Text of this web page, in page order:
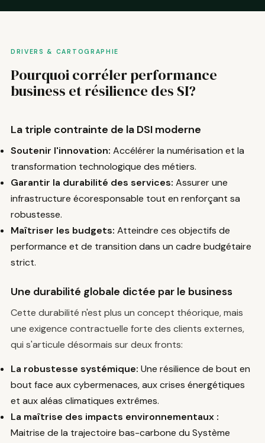
DRIVERS & CARTOGRAPHIE
Pourquoi corréler performance
business et résilience des SI?
La triple contrainte de la DSI moderne
Soutenir l'innovation: Accélérer la numérisation et la
transformation technologique des métiers.
Garantir la durabilité des services: Assurer une
infrastructure écoresponsable tout en renforçant sa
robustesse.
Maîtriser les budgets: Atteindre ces objectifs de
performance et de transition dans un cadre budgétaire
strict.
Une durabilité globale dictée par le business
Cette durabilité n'est plus un concept théorique, mais
une exigence contractuelle forte des clients externes,
qui s'articule désormais sur deux fronts:
La robustesse systémique: Une résilience de bout en
bout face aux cybermenaces, aux crises énergétiques
et aux aléas climatiques extrêmes.
La maîtrise des impacts environnementaux :
Maitrise de la trajectoire bas-carbone du Système